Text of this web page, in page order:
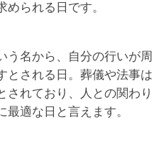
められる日です。
う名から、自分の行いが周
とされる日。葬儀や法事は
されており、人との関わり
最適な日と言えます。